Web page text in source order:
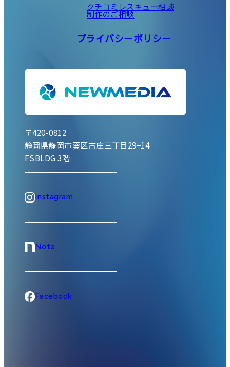
〒420-0812
静岡県静岡市葵区古庄三丁目29−14
FSBLDG 3階
Instagram
Note
Facebook
クチコミレスキュー相談
制作のご相談
プライバシーポリシー